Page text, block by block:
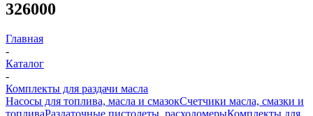
326000
Главная
-
Каталог
-
Комплекты для раздачи масла
Насосы для топлива, масла и смазокСчетчики масла, смазки и
топливаРаздаточные пистолеты, расходомерыКомплекты для